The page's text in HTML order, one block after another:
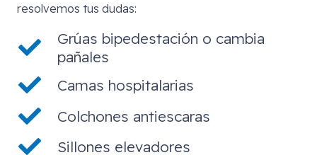
resolvemos tus dudas:
Grúas bipedestación o cambia
pañales
Camas hospitalarias
Colchones antiescaras
Sillones elevadores